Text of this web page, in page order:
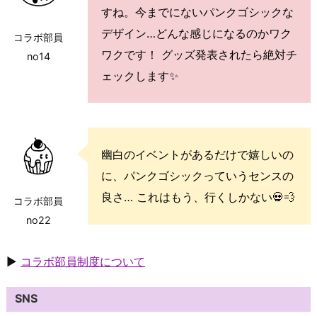
コラボ部員
no14
すね。今までにないパンクゴシックな
デザイン…どんな感じになるのかワク
ワクです！ グッズ発表されたら絶対チ
ェックします✨
コラボ部員
no22
幽白のイベントがあるだけで嬉しいの
に、パンクゴシックっていうセンスの
良さ… これはもう、行くしかない💀💨
▶ コラボ部員制度について
SNS